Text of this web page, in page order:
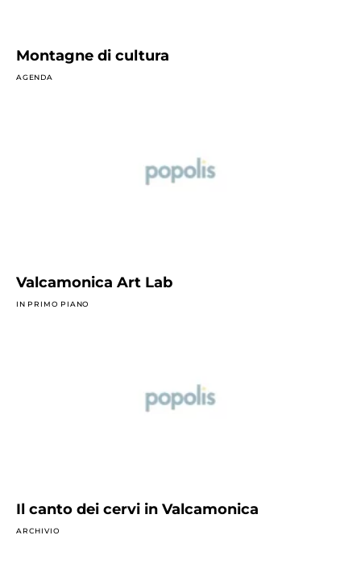
Montagne di cultura
AGENDA
Valcamonica Art Lab
IN PRIMO PIANO
Il canto dei cervi in Valcamonica
ARCHIVIO